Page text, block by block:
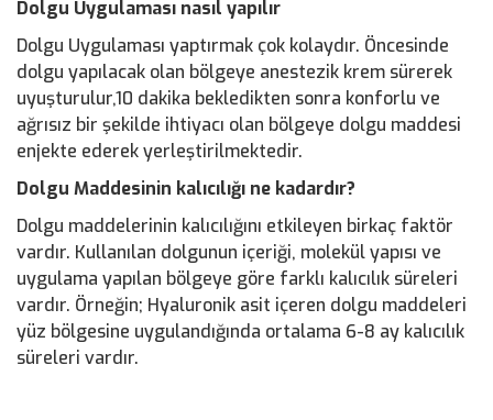
Dolgu Uygulaması nasıl yapılır
Dolgu Uygulaması yaptırmak çok kolaydır. Öncesinde
dolgu yapılacak olan bölgeye anestezik krem sürerek
uyuşturulur,10 dakika bekledikten sonra konforlu ve
ağrısız bir şekilde ihtiyacı olan bölgeye dolgu maddesi
enjekte ederek yerleştirilmektedir.
Dolgu Maddesinin kalıcılığı ne kadardır?
Dolgu maddelerinin kalıcılığını etkileyen birkaç faktör
vardır. Kullanılan dolgunun içeriği, molekül yapısı ve
uygulama yapılan bölgeye göre farklı kalıcılık süreleri
vardır. Örneğin; Hyaluronik asit içeren dolgu maddeleri
yüz bölgesine uygulandığında ortalama 6-8 ay kalıcılık
süreleri vardır.